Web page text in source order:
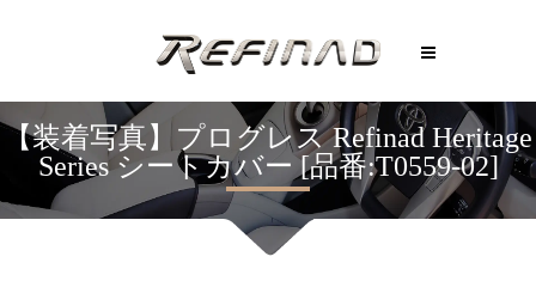
【装着写真】プログレス Refinad Heritage
Series シートカバー [品番:T0559-02]